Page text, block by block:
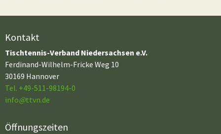
Kontakt
Tischtennis-Verband Niedersachsen e.V.
Ferdinand-Wilhelm-Fricke Weg 10
30169 Hannover
Tel. +49-511-98194-0
info@ttvn.de
Öffnungszeiten